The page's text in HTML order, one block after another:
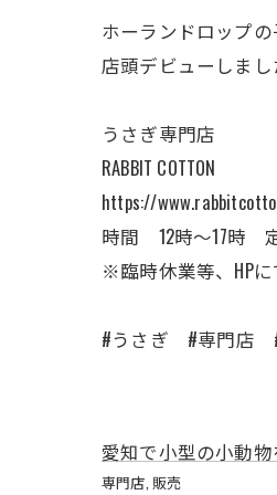
ホーランドロップ
店頭デビューしま
うさぎ専門店
RABBIT COTTON
https://
時間 12時〜17時
※臨時休業等、HP
#うさぎ #専門店
愛知で小型の小動
専門店 販売